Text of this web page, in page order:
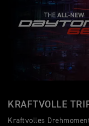
KRAFTVOLLE
Kraftvolles